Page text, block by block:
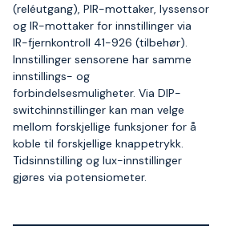
(reléutgang), PIR-mottaker, lyssensor
og IR-mottaker for innstillinger via
IR-fjernkontroll 41-926 (tilbehør).
Innstillinger sensorene har samme
innstillings- og
forbindelsesmuligheter. Via DIP-
switchinnstillinger kan man velge
mellom forskjellige funksjoner for å
koble til forskjellige knappetrykk.
Tidsinnstilling og lux-innstillinger
gjøres via potensiometer.